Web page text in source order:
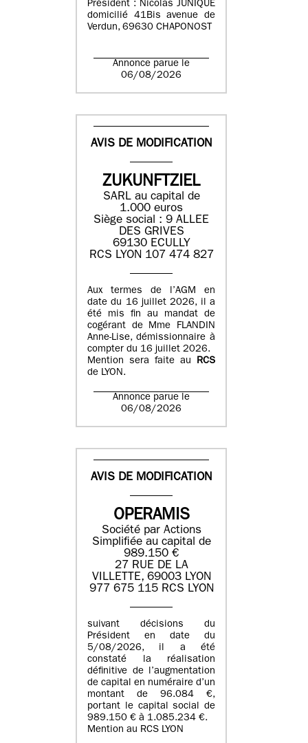
Président : Nicolas JUNIQUE
domicilié 41Bis avenue de
Verdun, 69630 CHAPONOST
Annonce parue le
06/08/2026
AVIS DE MODIFICATION
ZUKUNFTZIEL
SARL au capital de
1.000 euros
Siège social : 9 ALLEE
DES GRIVES
69130 ECULLY
RCS LYON 107 474 827
Aux termes de l’AGM en
date du 16 juillet 2026, il a
été mis fin au mandat de
cogérant de Mme FLANDIN
Anne-Lise, démissionnaire à
compter du 16 juillet 2026.
Mention sera faite au RCS
de LYON.
Annonce parue le
06/08/2026
AVIS DE MODIFICATION
OPERAMIS
Société par Actions
Simplifiée au capital de
989.150 €
27 RUE DE LA
VILLETTE, 69003 LYON
977 675 115 RCS LYON
suivant décisions du
Président en date du
5/08/2026, il a été
constaté la réalisation
définitive de l’augmentation
de capital en numéraire d’un
montant de 96.084 €,
portant le capital social de
989.150 € à 1.085.234 €.
Mention au RCS LYON